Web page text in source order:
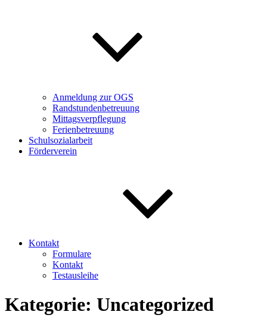
Anmeldung zur OGS
Randstundenbetreuung
Mittagsverpflegung
Ferienbetreuung
Schulsozialarbeit
Förderverein
Kontakt
Formulare
Kontakt
Testausleihe
Kategorie: Uncategorized